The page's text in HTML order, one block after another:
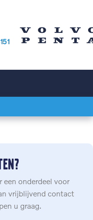
een onderdeel voor
vrijblijvend contact
u graag.